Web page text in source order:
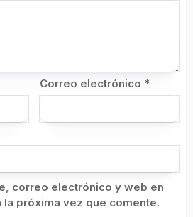
Correo electrónico *
correo electrónico y web en
próxima vez que comente.